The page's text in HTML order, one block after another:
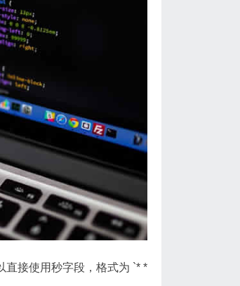
直接使用秒字段，格式为 `* *